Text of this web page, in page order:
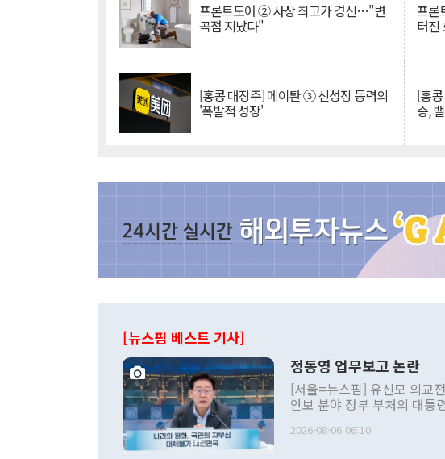
프론트도어 ② 사상 최고가 경신…"변
곡점 지났다"
프론
터진
[홍콩 대장주] 메이퇀 ③ 신성장 동력의
'폭발적 성장'
[홍
승,
[뉴스핌 베스트 기사]
정동영 업무보고 논란
[서울=뉴스핌] 유신모 외교
안보 분야 정부 부처의 대통
발언 중에는 정부 내 조율을
2026-08-06 06:10